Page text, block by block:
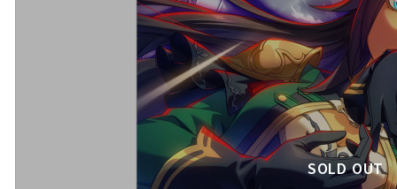
SOLD OUT